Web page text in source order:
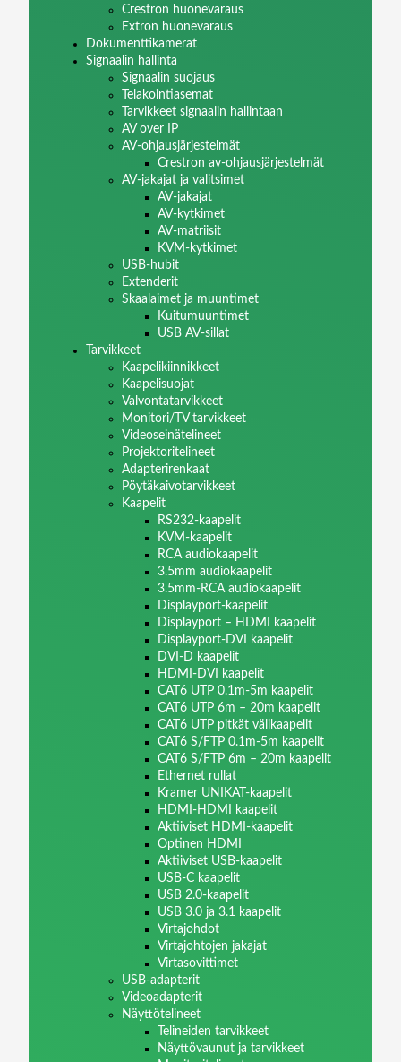
Crestron huonevaraus
Extron huonevaraus
Dokumenttikamerat
Signaalin hallinta
Signaalin suojaus
Telakointiasemat
Tarvikkeet signaalin hallintaan
AV over IP
AV-ohjausjärjestelmät
Crestron av-ohjausjärjestelmät
AV-jakajat ja valitsimet
AV-jakajat
AV-kytkimet
AV-matriisit
KVM-kytkimet
USB-hubit
Extenderit
Skaalaimet ja muuntimet
Kuitumuuntimet
USB AV-sillat
Tarvikkeet
Kaapelikiinnikkeet
Kaapelisuojat
Valvontatarvikkeet
Monitori/TV tarvikkeet
Videoseinätelineet
Projektoritelineet
Adapterirenkaat
Pöytäkaivotarvikkeet
Kaapelit
RS232-kaapelit
KVM-kaapelit
RCA audiokaapelit
3.5mm audiokaapelit
3.5mm-RCA audiokaapelit
Displayport-kaapelit
Displayport – HDMI kaapelit
Displayport-DVI kaapelit
DVI-D kaapelit
HDMI-DVI kaapelit
CAT6 UTP 0.1m-5m kaapelit
CAT6 UTP 6m – 20m kaapelit
CAT6 UTP pitkät välikaapelit
CAT6 S/FTP 0.1m-5m kaapelit
CAT6 S/FTP 6m – 20m kaapelit
Ethernet rullat
Kramer UNIKAT-kaapelit
HDMI-HDMI kaapelit
Aktiiviset HDMI-kaapelit
Optinen HDMI
Aktiiviset USB-kaapelit
USB-C kaapelit
USB 2.0-kaapelit
USB 3.0 ja 3.1 kaapelit
Virtajohdot
Virtajohtojen jakajat
Virtasovittimet
USB-adapterit
Videoadapterit
Näyttötelineet
Telineiden tarvikkeet
Näyttövaunut ja tarvikkeet